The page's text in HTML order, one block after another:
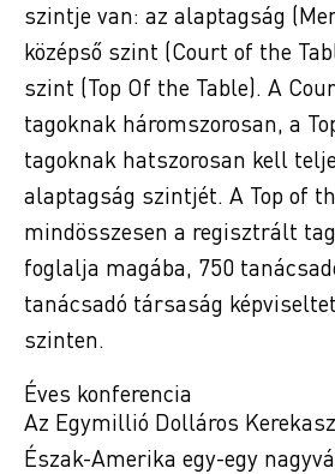
szintje van: az alaptagság
középső szint (Court of the
szint (Top Of the Table). A
tagoknak háromszorosan, a
tagoknak hatszorosan kell
alaptagság szintjét. A Top of
mindösszesen a regisztrált
foglalja magába, 750
tanácsadó társaság
szinten.
Éves konferencia
Az Egymillió Dolláros
Észak-Amerika egy-egy